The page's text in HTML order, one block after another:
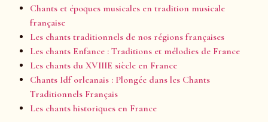
Chants et époques musicales en tradition musicale
française
Les chants traditionnels de nos régions françaises
Les chants Enfance : Traditions et mélodies de France
Les chants du XVIIIE siècle en France
Chants Idf orleanais : Plongée dans les Chants
Traditionnels Français
Les chants historiques en France